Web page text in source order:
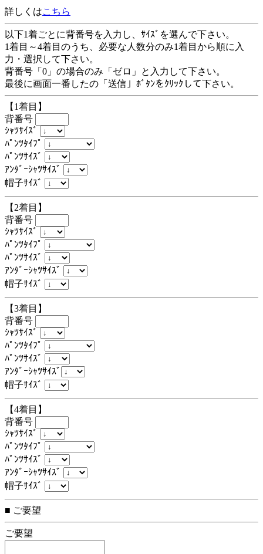
詳しくはこちら
以下1着ごとに背番号を入力し、ｻｲｽﾞを選んで下さい。
1着目～4着目のうち、必要な人数分のみ1着目から順に入
力・選択して下さい。
背番号「0」の場合のみ「ゼロ」と入力して下さい。
最後に画面一番したの「送信」ﾎﾞﾀﾝをｸﾘｯｸして下さい。
【1着目】
背番号
ｼｬﾂｻｲｽﾞ
ﾊﾟﾝﾂﾀｲﾌﾟ
ﾊﾟﾝﾂｻｲｽﾞ
ｱﾝﾀﾞｰｼｬﾂｻｲｽﾞ
帽子ｻｲｽﾞ
【2着目】
背番号
ｼｬﾂｻｲｽﾞ
ﾊﾟﾝﾂﾀｲﾌﾟ
ﾊﾟﾝﾂｻｲｽﾞ
ｱﾝﾀﾞｰｼｬﾂｻｲｽﾞ
帽子ｻｲｽﾞ
【3着目】
背番号
ｼｬﾂｻｲｽﾞ
ﾊﾟﾝﾂﾀｲﾌﾟ
ﾊﾟﾝﾂｻｲｽﾞ
ｱﾝﾀﾞｰｼｬﾂｻｲｽﾞ
帽子ｻｲｽﾞ
【4着目】
背番号
ｼｬﾂｻｲｽﾞ
ﾊﾟﾝﾂﾀｲﾌﾟ
ﾊﾟﾝﾂｻｲｽﾞ
ｱﾝﾀﾞｰｼｬﾂｻｲｽﾞ
帽子ｻｲｽﾞ
■ ご要望
ご要望